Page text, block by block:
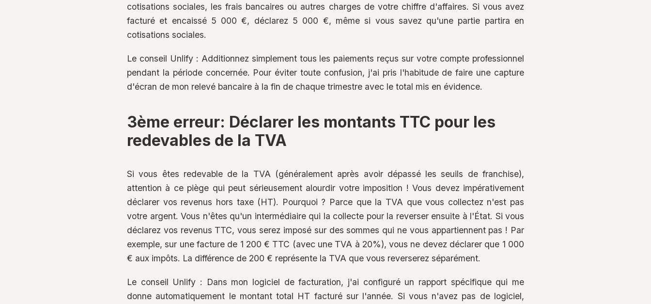
cotisations sociales, les frais bancaires ou autres charges de votre chiffre d'affaires. Si vous avez
facturé et encaissé 5 000 €, déclarez 5 000 €, même si vous savez qu'une partie partira en
cotisations sociales.
Le conseil Unlify : Additionnez simplement tous les paiements reçus sur votre compte professionnel
pendant la période concernée. Pour éviter toute confusion, j'ai pris l'habitude de faire une capture
d'écran de mon relevé bancaire à la fin de chaque trimestre avec le total mis en évidence.
3ème erreur: Déclarer les montants TTC pour les
redevables de la TVA
Si vous êtes redevable de la TVA (généralement après avoir dépassé les seuils de franchise),
attention à ce piège qui peut sérieusement alourdir votre imposition ! Vous devez impérativement
déclarer vos revenus hors taxe (HT). Pourquoi ? Parce que la TVA que vous collectez n'est pas
votre argent. Vous n'êtes qu'un intermédiaire qui la collecte pour la reverser ensuite à l'État. Si vous
déclarez vos revenus TTC, vous serez imposé sur des sommes qui ne vous appartiennent pas ! Par
exemple, sur une facture de 1 200 € TTC (avec une TVA à 20%), vous ne devez déclarer que 1 000
€ aux impôts. La différence de 200 € représente la TVA que vous reverserez séparément.
Le conseil Unlify : Dans mon logiciel de facturation, j'ai configuré un rapport spécifique qui me
donne automatiquement le montant total HT facturé sur l'année. Si vous n'avez pas de logiciel,